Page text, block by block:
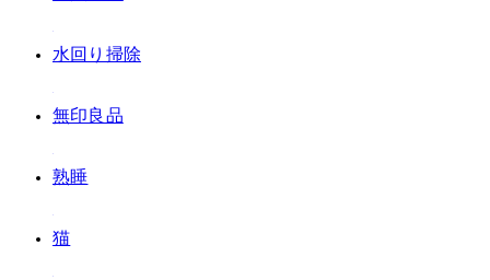
#水回り掃除
#無印良品
#熟睡
#猫